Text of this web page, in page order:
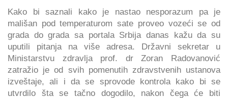
Kako bi saznali kako je nastao nesporazum pa je
mališan pod temperaturom sate proveo vozeći se od
grada do grada sa portala Srbija danas kažu da su
uputili pitanja na više adresa. Državni sekretar u
Ministarstvu zdravlja prof. dr Zoran Radovanović
zatražio je od svih pomenutih zdravstvenih ustanova
izveštaje, ali i da se sprovode kontrola kako bi se
utvrdilo šta se tačno dogodilo, nakon čega će biti